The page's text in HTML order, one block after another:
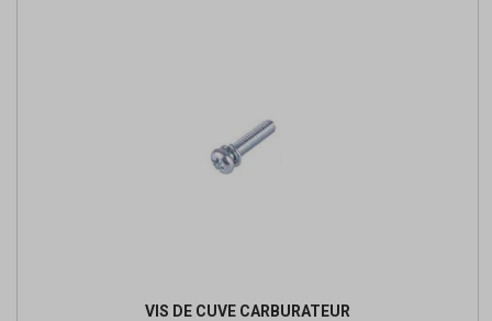
VIS DE CUVE CARBURATEUR